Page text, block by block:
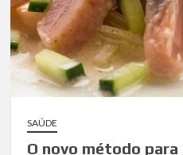
SAÚDE
O novo método para